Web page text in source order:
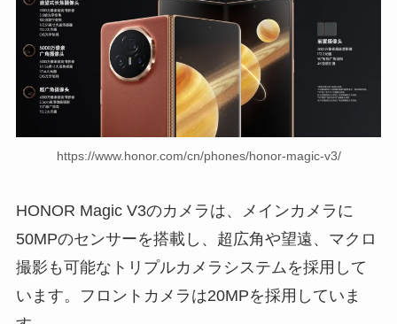
https://www.honor.com/cn/phones/honor-magic-v3/
HONOR Magic V3のカメラは、メインカメラに
50MPのセンサーを搭載し、超広角や望遠、マクロ
撮影も可能なトリプルカメラシステムを採用して
います。フロントカメラは20MPを採用していま